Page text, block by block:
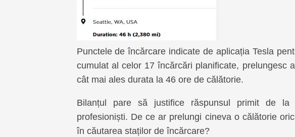
Punctele de încărcare indicate de aplicația Tesla
cumulat al celor 17 încărcări planificate, prelungesc
cât mai ales durata la 46 ore de călătorie.
Bilanțul pare să justifice răspunsul primit de
profesioniști. De ce ar prelungi cineva o călătorie
în căutarea staților de încărcare?